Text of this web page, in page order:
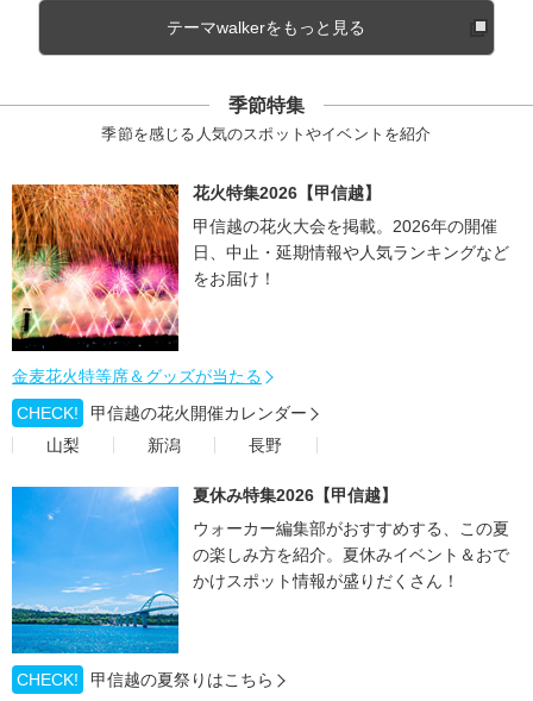
テーマwalkerをもっと見る
季節特集
季節を感じる人気のスポットやイベントを紹介
花火特集2026【甲信越】
甲信越の花火大会を掲載。2026年の開催
日、中止・延期情報や人気ランキングなど
をお届け！
金麦花火特等席＆グッズが当たる
CHECK!
甲信越の花火開催カレンダー
山梨
新潟 長野
夏休み特集2026【甲信越】
ウォーカー編集部がおすすめする、この夏
の楽しみ方を紹介。夏休みイベント＆おで
かけスポット情報が盛りだくさん！
CHECK!
甲信越の夏祭りはこちら